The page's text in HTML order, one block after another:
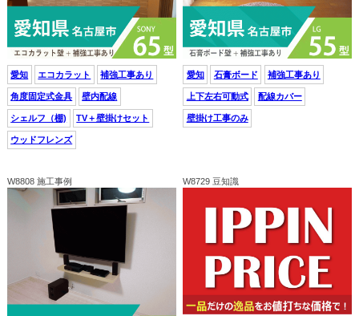
愛知 エコカラット 補強工事あり
角度固定式金具 壁内配線
シェルフ（棚) TV＋壁掛けセット
ウッドフレンズ
愛知 石膏ボード 補強工事あり
上下左右可動式 配線カバー
壁掛け工事のみ
W8808 施工事例 W8729 豆知識